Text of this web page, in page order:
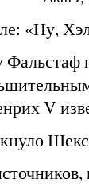
«Ну,
Фальстаф
V